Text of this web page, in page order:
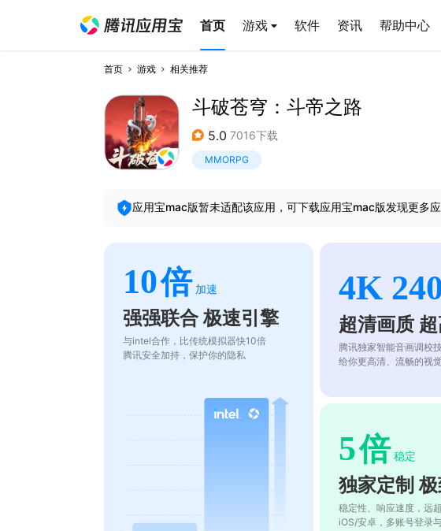
首页 游戏 软件 资讯 帮助中心
首页 游戏 相关推荐
斗破苍穹：斗帝之路
5.0 7016下载
MMORPG
应用宝mac版暂未适配该应用，可下载应用宝mac版发现更多
10倍 加速
强强联合 极速引擎
与intel合作，比传统模拟器快10倍
腾讯安全加持，保护你的隐私
4K
超清画质
腾讯独家智能音画调校
给你更高清、流畅的视
5倍 稳定
独家定制
稳定性、响应速度，远
iOS/安卓，多账号登录